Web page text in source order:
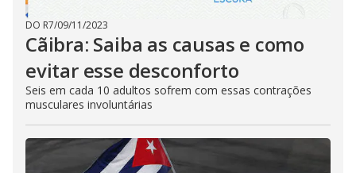
DO R7/09/11/2023
Cãibra: Saiba as causas e como
evitar esse desconforto
Seis em cada 10 adultos sofrem com essas contrações
musculares involuntárias